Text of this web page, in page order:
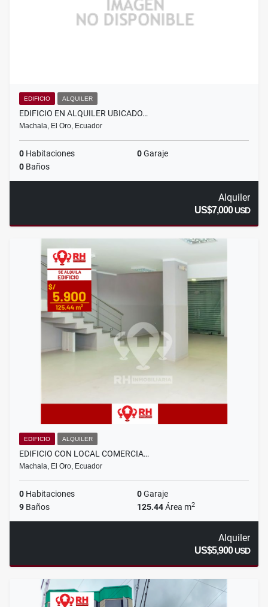
EDIFICIO ALQUILER
EDIFICIO EN ALQUILER UBICADO…
Machala, El Oro, Ecuador
0 Habitaciones 0Garaje
0 Baños
Alquiler
US$7,000USD
EDIFICIO ALQUILER
EDIFICIO CON LOCAL COMERCIA…
Machala, El Oro, Ecuador
0 Habitaciones 0Garaje
9 Baños 125.44Área m2
Alquiler
US$5,900USD